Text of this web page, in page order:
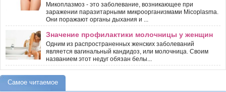
Микоплазмоз - это заболевание, возникающее при
заражении паразитарными микроорганизмами Micoplasma.
Они поражают органы дыхания и ...
Значение профилактики молочницы у женщин
Одним из распространенных женских заболеваний
является вагинальный кандидоз, или молочница. Своим
названием этот недуг обязан белы...
Самое читаемое